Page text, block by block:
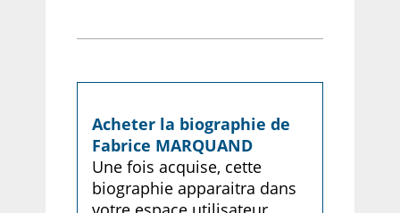
Acheter la biographie de
Fabrice MARQUAND
Une fois acquise, cette
biographie apparaitra dans